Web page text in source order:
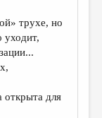
трухе, но
уходит,
для